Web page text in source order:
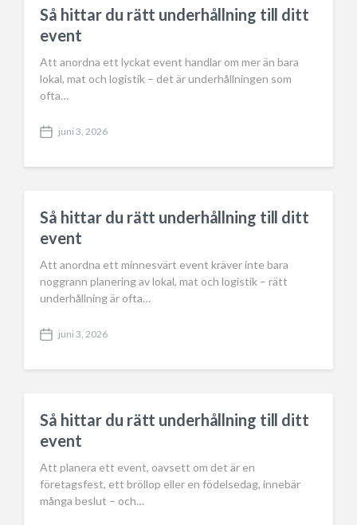
a
t
e
Så hittar du rätt underhållning till ditt
event
Att anordna ett lyckat event handlar om mer än bara
lokal, mat och logistik – det är underhållningen som
ofta…
P
s
a
t
e
juni 3, 2026
Så hittar du rätt underhållning till ditt
event
Att anordna ett minnesvärt event kräver inte bara
noggrann planering av lokal, mat och logistik – rätt
underhållning är ofta…
P
s
a
t
e
juni 3, 2026
Så hittar du rätt underhållning till ditt
event
Att planera ett event, oavsett om det är en
företagsfest, ett bröllop eller en födelsedag, innebär
många beslut – och…